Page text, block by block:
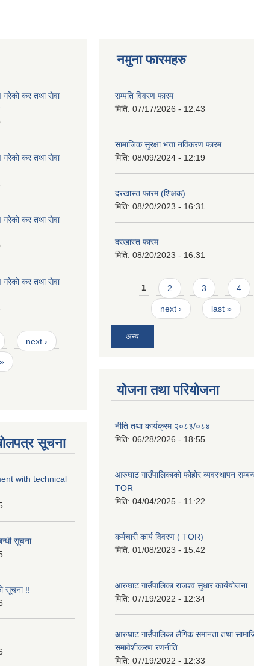
गरेको कर तथा सेवा
गरेको कर तथा सेवा
गरेको कर तथा सेवा
गरेको कर तथा सेवा
next ›
सूचना
with technical
सूचना
सूचना !!
नमुना फारमहरु
सम्पति विवरण फारम
मिति: 07/17/2026 - 12:43
सामाजिक सुरक्षा भत्ता नविकरण फारम
मिति: 08/09/2024 - 12:19
दरखास्त फारम (शिक्षक)
मिति: 08/20/2023 - 16:31
दरखास्त फारम
मिति: 08/20/2023 - 16:31
Pages
1 2 3 4
next › last »
अन्य
योजना तथा परियोजना
नीति तथा कार्यक्रम २०८३/०८४
मिति: 06/28/2026 - 18:55
आरुघाट गाउँपालिकाको फोहोर व्यवस्थापन
TOR
मिति: 04/04/2025 - 11:22
कर्मचारी कार्य विवरण ( TOR)
मिति: 01/08/2023 - 15:42
आरुघाट गाउँपालिका राजश्व सुधार कार्ययोजना
मिति: 07/19/2022 - 12:34
आरुघाट गाउँपालिका लैंगिक समानता तथा
समावेशीकरण रणनीति
मिति: 07/19/2022 - 12:33